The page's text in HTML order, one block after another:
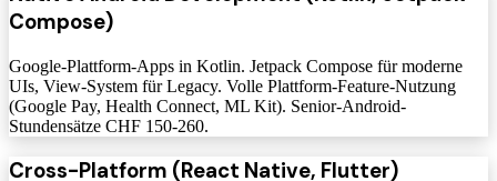
Compose)
Google-Plattform-Apps in Kotlin. Jetpack Compose für moderne
UIs, View-System für Legacy. Volle Plattform-Feature-Nutzung
(Google Pay, Health Connect, ML Kit). Senior-Android-
Stundensätze CHF 150-260.
Cross-Platform (React Native, Flutter)